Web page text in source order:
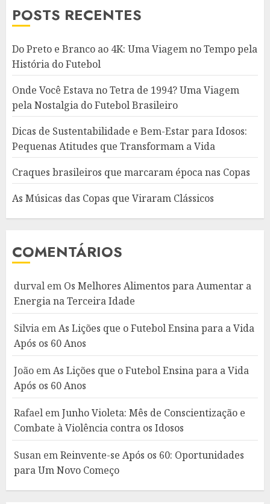
POSTS RECENTES
Do Preto e Branco ao 4K: Uma Viagem no Tempo pela
História do Futebol
Onde Você Estava no Tetra de 1994? Uma Viagem
pela Nostalgia do Futebol Brasileiro
Dicas de Sustentabilidade e Bem-Estar para Idosos:
Pequenas Atitudes que Transformam a Vida
Craques brasileiros que marcaram época nas Copas
As Músicas das Copas que Viraram Clássicos
COMENTÁRIOS
durval em Os Melhores Alimentos para Aumentar a
Energia na Terceira Idade
Silvia emAs Lições que o Futebol Ensina para a Vida
Após os 60 Anos
João emAs Lições que o Futebol Ensina para a Vida
Após os 60 Anos
Rafael emJunho Violeta: Mês de Conscientização e
Combate à Violência contra os Idosos
Susan emReinvente-se Após os 60: Oportunidades
para Um Novo Começo